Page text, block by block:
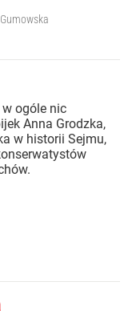
ogóle nic
Anna Grodzka,
w historii Sejmu,